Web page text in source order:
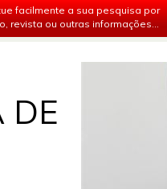
facilmente a sua pesquisa por
revista ou outras informações...
DE